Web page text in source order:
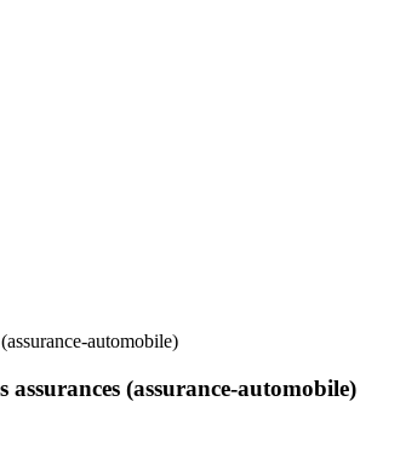
automobile)
(assurance-automobile)